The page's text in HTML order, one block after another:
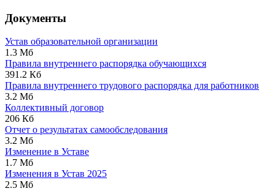
Документы
Устав образовательной организации
1.3 Мб
Правила внутреннего распорядка обучающихся
391.2 Кб
Правила внутреннего трудового распорядка для работников
3.2 Мб
Коллективный договор
206 Кб
Отчет о результатах самообследования
3.2 Мб
Изменение в Уставе
1.7 Мб
Изменения в Устав 2025
2.5 Мб